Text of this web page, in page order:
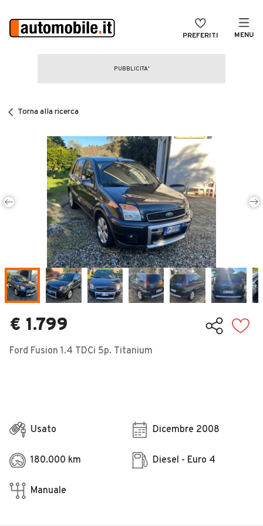
PREFERITI MENU
CERCA
Auto Nuove
Noleggio a lungo termine
Auto d'epoca
Camper
Veicoli Commerciali
Concessionari
Torna alla ricerca
€ 1.799
Ford Fusion 1.4 TDCi 5p. Titanium
Usato Dicembre 2008
180.000 km Diesel - Euro 4
Manuale